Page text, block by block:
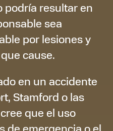
podría resultar en
sea
por lesiones y
cause.
en un accidente
Stamford o las
que el uso